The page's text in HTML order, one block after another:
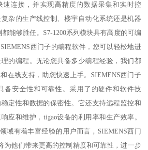
速连接，并实现高精度的数据采集和实时控
杂的生产线控制、楼宇自动化系统还是机器
都能够胜任。S7-1200系列模块具有高度的可编
西门子的编程软件，您可以轻松地进
的编程。无论您具备多少编程经验，我们都
在线支持，助您快速上手。SIEMENS西门子
备安全性和可靠性。采用了的硬件和软件技
定性和数据的保密性。它还支持远程监控和
应和维护，tigao设备的利用率和生产效率。
域有着丰富经验的用户而言，SIEMENS西门
为他们带来更高的控制精度和可靠性，进一步